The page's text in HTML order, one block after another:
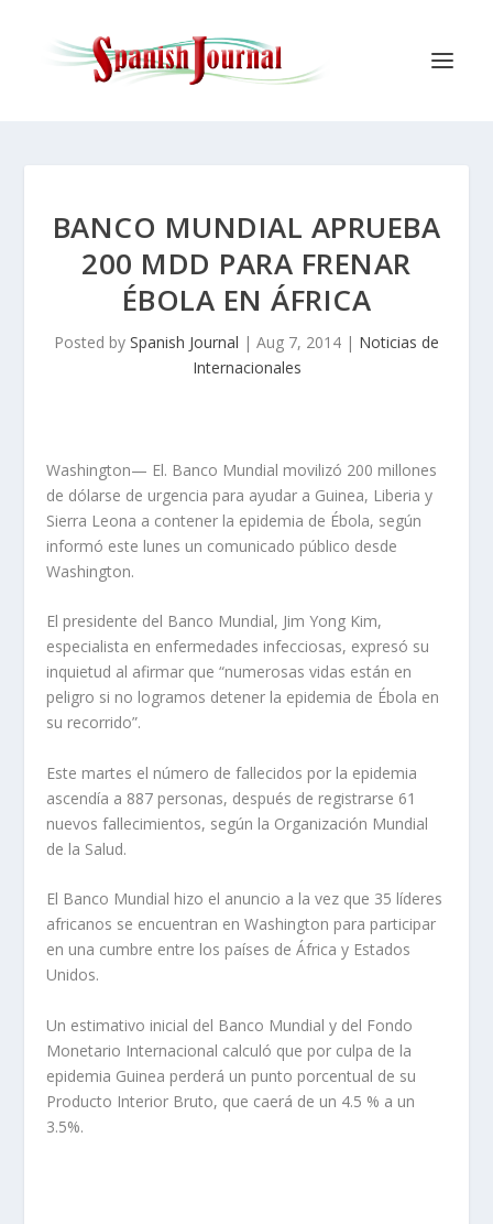
BANCO MUNDIAL APRUEBA
200 MDD PARA FRENAR
ÉBOLA EN ÁFRICA
Posted by Spanish Journal | Aug 7, 2014 | Noticias de
Internacionales
Washington— El. Banco Mundial movilizó 200 millones
de dólarse de urgencia para ayudar a Guinea, Liberia y
Sierra Leona a contener la epidemia de Ébola, según
informó este lunes un comunicado público desde
Washington.
El presidente del Banco Mundial, Jim Yong Kim,
especialista en enfermedades infecciosas, expresó su
inquietud al afirmar que “numerosas vidas están en
peligro si no logramos detener la epidemia de Ébola en
su recorrido”.
Este martes el número de fallecidos por la epidemia
ascendía a 887 personas, después de registrarse 61
nuevos fallecimientos, según la Organización Mundial
de la Salud.
El Banco Mundial hizo el anuncio a la vez que 35 líderes
africanos se encuentran en Washington para participar
en una cumbre entre los países de África y Estados
Unidos.
Un estimativo inicial del Banco Mundial y del Fondo
Monetario Internacional calculó que por culpa de la
epidemia Guinea perderá un punto porcentual de su
Producto Interior Bruto, que caerá de un 4.5 % a un
3.5%.